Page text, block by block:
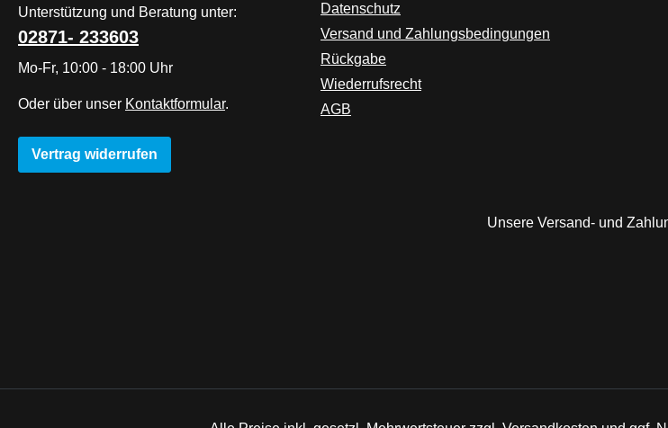
Unterstützung und Beratung unter:
02871- 233603
Mo-Fr, 10:00 - 18:00 Uhr
Oder über unser Kontaktformular.
Vertrag widerrufen
Datenschutz
Versand und Zahlungsbedingungen
Rückgabe
Wiederrufsrecht
AGB
Unsere Versand- und